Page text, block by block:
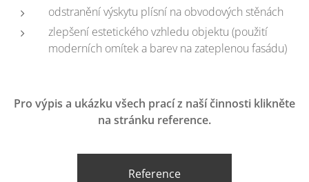
odstranění výskytu plísní na obvodových stěnách
zlepšení estetického vzhledu objektu (použití
moderních omítek a barev na zateplenou fasádu)
Pro výpis a ukázku všech prací z naší činnosti klikněte
na stránku reference.
Reference